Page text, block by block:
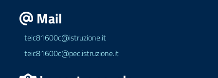
Mail
teic81600c@istruzione.it
teic81600c@pec.istruzione.it